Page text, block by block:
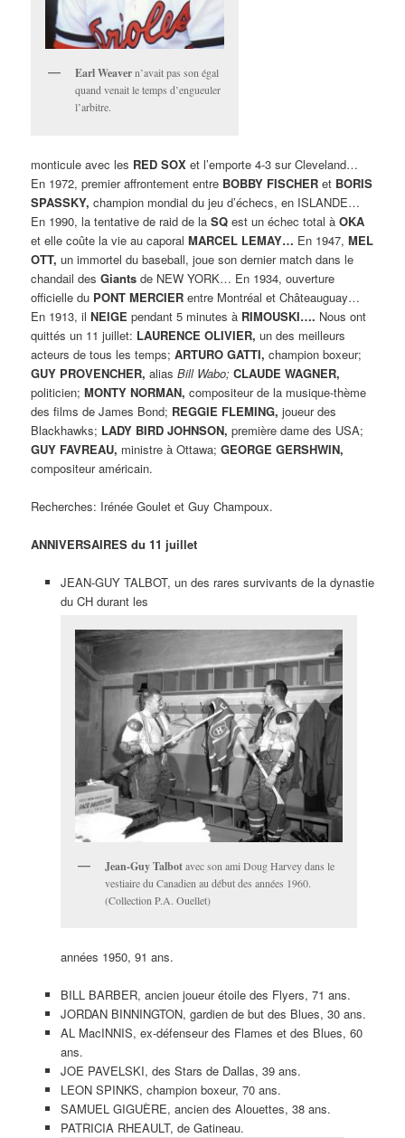
Earl Weavern’avait pas son égal
quand venait le temps d’engueuler
l’arbitre.
monticule avec les RED SOX et l’emporte 4-3 sur Cleveland…
En 1972, premier affrontement entre BOBBY FISCHER et BORIS
SPASSKY, champion mondial du jeu d’échecs, en ISLANDE…
En 1990, la tentative de raid de laSQ est un échec total àOKA
et elle coûte la vie au caporalMARCEL LEMAY… En 1947,MEL
OTT, un immortel du baseball, joue son dernier match dans le
chandail desGiants de NEW YORK… En 1934, ouverture
officielle du PONT MERCIER entre Montréal et Châteauguay…
En 1913, ilNEIGE pendant 5 minutes à RIMOUSKI…. Nous ont
quittés un 11 juillet: LAURENCE OLIVIER, un des meilleurs
acteurs de tous les temps;ARTURO GATTI, champion boxeur;
GUY PROVENCHER, aliasBill Wabo; CLAUDE WAGNER,
politicien;MONTY NORMAN, compositeur de la musique-thème
des films de James Bond; REGGIE FLEMING, joueur des
Blackhawks; LADY BIRD JOHNSON, première dame des USA;
GUY FAVREAU, ministre à Ottawa;GEORGE GERSHWIN,
compositeur américain.
Recherches: Irénée Goulet et Guy Champoux.
ANNIVERSAIRES du 11 juillet
JEAN-GUY TALBOT, un des rares survivants de la dynastie
du CH durant les
Jean-Guy Talbotavec son ami Doug Harvey dans le
vestiaire du Canadien au début des années 1960.
(Collection P.A. Ouellet)
années 1950, 91 ans.
BILL BARBER, ancien joueur étoile des Flyers, 71 ans.
JORDAN BINNINGTON, gardien de but des Blues, 30 ans.
AL MacINNIS, ex-défenseur des Flames et des Blues, 60
ans.
JOE PAVELSKI, des Stars de Dallas, 39 ans.
LEON SPINKS, champion boxeur, 70 ans.
SAMUEL GIGUÈRE, ancien des Alouettes, 38 ans.
PATRICIA RHEAULT, de Gatineau.